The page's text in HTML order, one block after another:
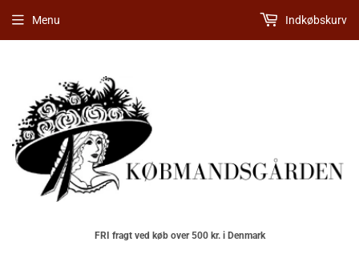
FRI fragt ved køb over 500 kr. i Denmark
Menu Indkøbskurv